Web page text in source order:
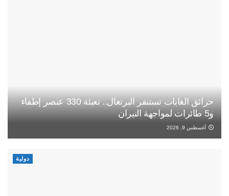
حرائق الغابات تستنفر البرتغال.. تعبئة 330 عنصر إطفاء
و5 طائرات لمواجهة النيران
أغسطس 9, 2026
دولية